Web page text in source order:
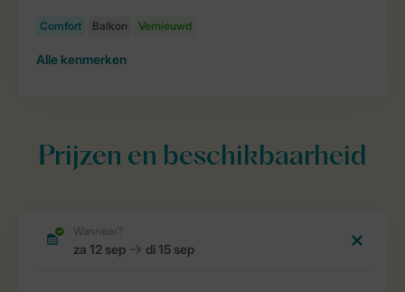
Alle kenmerken
Prijzen en beschikbaarheid